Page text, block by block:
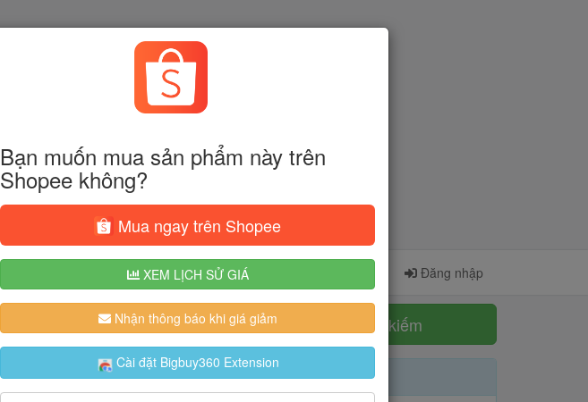
Cài đặt Extension Đăng nhập
Tìm kiếm
Bạn muốn mua sản phẩm này trên
Shopee không?
Mua ngay trên Shopee
XEM LỊCH SỬ GIÁ
Nhận thông báo khi giá giảm
Cài đặt Bigbuy360 Extension